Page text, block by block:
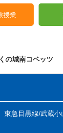
授業
の城南コベッツ
東急目黒線/武蔵